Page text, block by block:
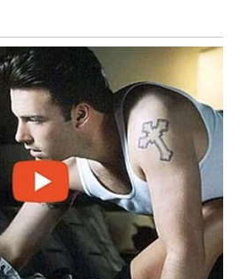
higijenu
, a po potrebi i češće.